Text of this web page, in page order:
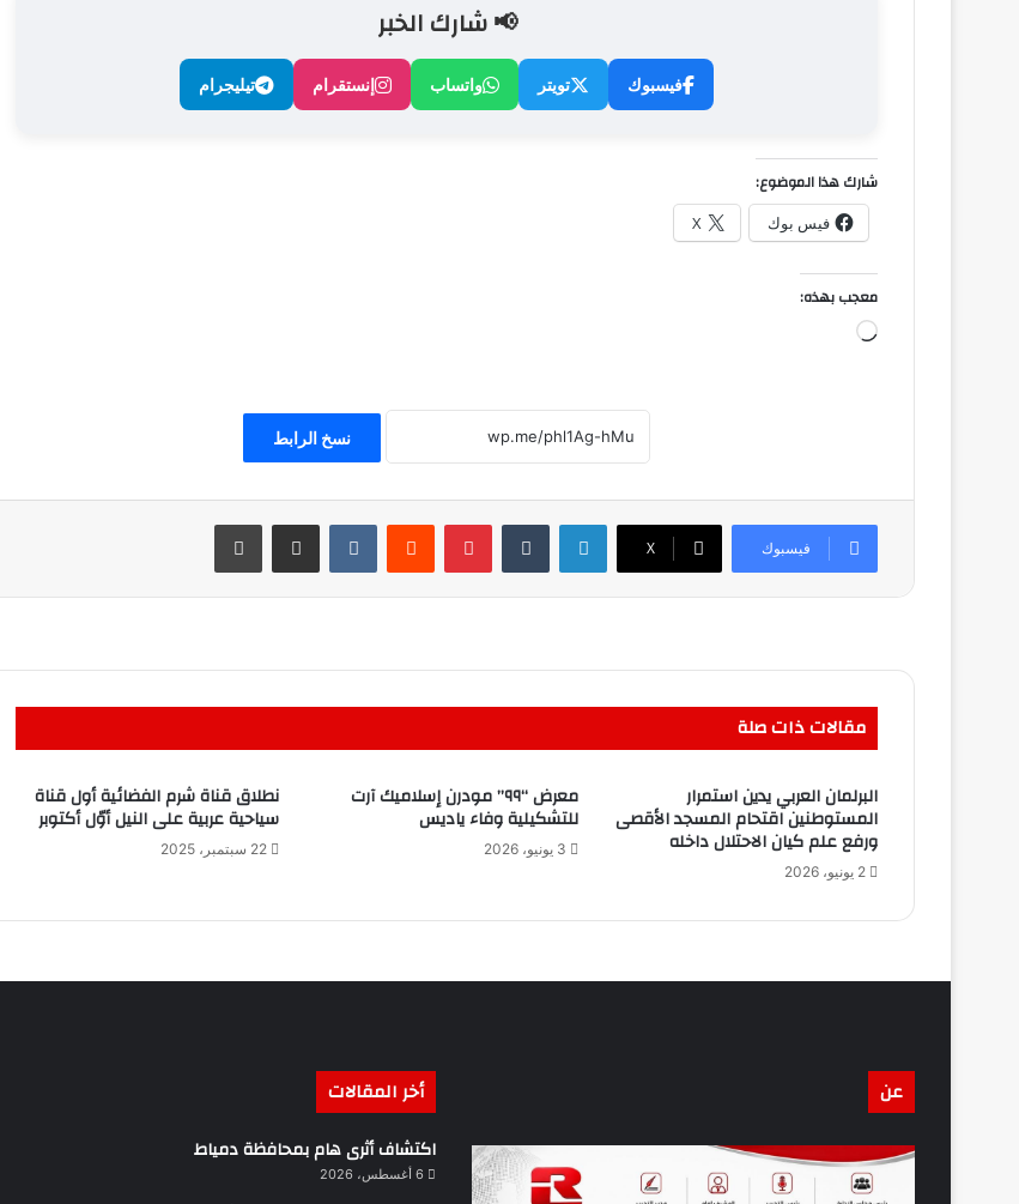
📢 شارك الخبر
فيسبوك تويتر واتساب إنستقرام تيليجرام
شارك هذا الموضوع:
فيس بوك X
معجب بهذه:
جاري
نسخ الرابط
فيسبوك ‫X
لينكدإن بينتيريست مشاركة عبر البريد طباعة
مقالات ذات صلة
البرلمان العربي يدين استمرار
المستوطنين اقتحام المسجد الأقصى
ورفع علم كيان الاحتلال داخله
2 يونيو، 2026
معرض “٩٩” مودرن إسلاميك آرت
للتشكيلية وفاء ياديس
3 يونيو، 2026
نطلاق قناة شرم الفضائية أول قناة
سياحية عربية على النيل أوّل أكتوبر
22 سبتمبر، 2025
عن أخر المقالات
اكتشاف أثرى هام بمحافظة دمياط
6 أغسطس، 2026